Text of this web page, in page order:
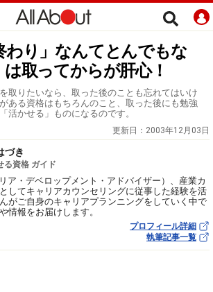
わり」なんてとんでもな
取ってからが肝心！
取りたいなら、取った後のことも忘れてはいけ
ある資格はもちろんのこと、取った後にも勉強
活かせる」ものになるのです。
更新日： 2003年12月03日
づき
る資格 ガイド
ア・デベロップメント・アドバイザー）、産業カ
してキャリアカウンセリングに従事した経験を活
がご自身のキャリアプランニングをしていく中で
情報をお届けします。
プロフィール詳細
執筆記事一覧